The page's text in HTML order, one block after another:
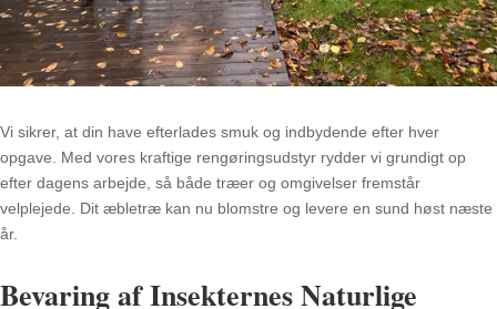
Vi sikrer, at din have efterlades smuk og indbydende efter hver
opgave. Med vores kraftige rengøringsudstyr rydder vi grundigt op
efter dagens arbejde, så både træer og omgivelser fremstår
velplejede. Dit æbletræ kan nu blomstre og levere en sund høst næste
år.
Bevaring af Insekternes Naturlige